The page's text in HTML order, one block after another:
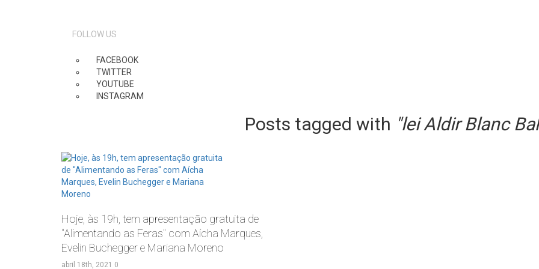
FOLLOW US
FACEBOOK
TWITTER
YOUTUBE
INSTAGRAM
Posts tagged with "lei Aldir Blanc
Hoje, às 19h, tem apresentação gratuita de
"Alimentando as Feras" com Aícha Marques,
Evelin Buchegger e Mariana Moreno
abril 18th, 2021 0